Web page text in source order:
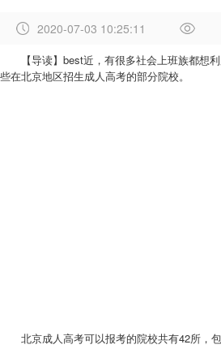
2020-07-03 10:25:11
者
【导读】best近，有很多社会上班族都想利
些在北京地区招生成人高考的部分院校。
北京成人高考可以报考的院校共有42所，包